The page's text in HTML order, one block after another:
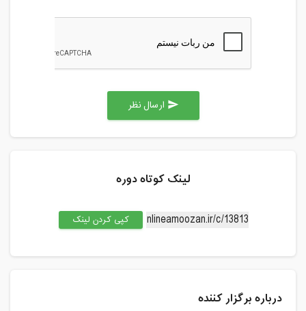
send
لینک کوتاه دوره
کپی کردن لینک
درباره برگزار کننده